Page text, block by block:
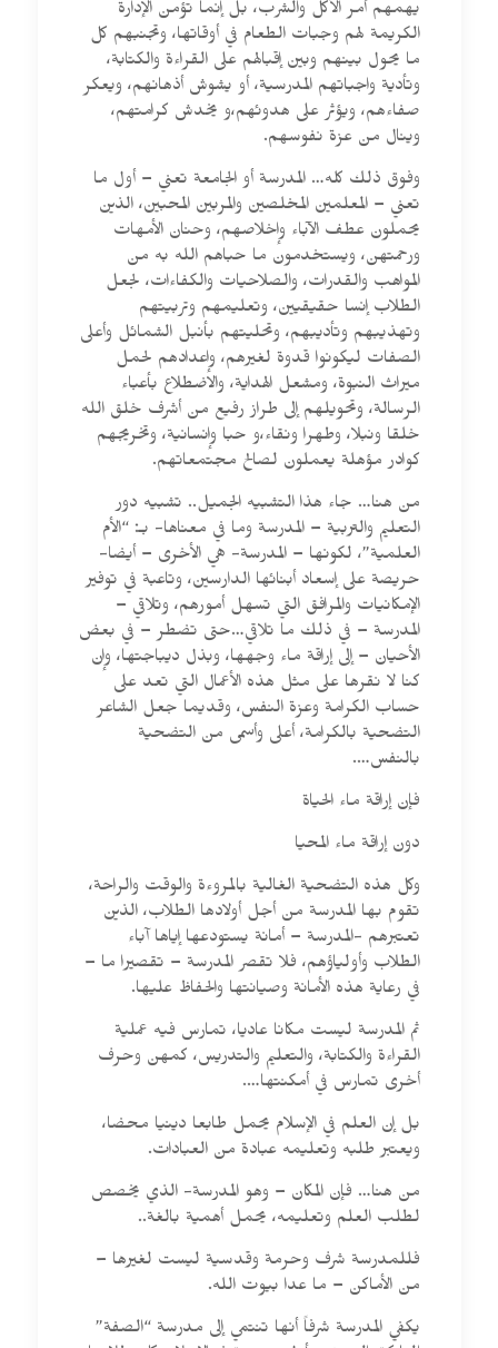
يهمهم أمر الأكل والشرب، بل إنما تؤمن الإدارة
الكريمة لهم وجبات الطعام في أوقاتها، وتجنبهم كل
ما يحول بينهم وبين إقبالهم على القراءة والكتابة،
وتأدية واجباتهم المدرسية، أو يشوش أذهانهم، ويعكر
صفاءهم، ويؤثر على هدوئهم،و يخدش كرامتهم،
وينال من عزة نفوسهم.
وفوق ذلك كله… المدرسة أو الجامعة تعني – أول ما
تعني – المعلمين المخلصين والمربين المحبين، الذين
يحملون عطف الآباء وإخلاصهم، وحنان الأمهات
ورحمتهن، ويستخدمون ما حباهم الله به من
المواهب والقدرات، والصلاحيات والكفاءات، لجعل
الطلاب إنسا حقيقيين، وتعليمهم وتربيتهم
وتهذيبهم وتأديبهم، وتحليتهم بأنبل الشمائل وأعلى
الصفات ليكونوا قدوة لغيرهم، وإعدادهم لحمل
ميراث النبوة، ومشعل الهداية، والاضطلاع بأعباء
الرسالة، وتحويلهم إلى طراز رفيع من أشرف خلق الله
خلقا ونبلا، وطهرا ونقاء،و حبا وإنسانية، وتخريجهم
كوادر مؤهلة يعملون لصالح مجتمعاتهم.
من هنا… جاء هذا التشبيه الجميل.. تشبيه دور
التعليم والتربية – المدرسة وما في معناها- بـ: “الأم
العلمية”، لكونها – المدرسة- هي الأخرى – أيضا-
حريصة على إسعاد أبنائها الدارسين، وتاعبة في توفير
الإمكانيات والمرافق التي تسهل أمورهم، وتلاقي –
المدرسة – في ذلك ما تلاقي…حتى تضطر – في بعض
الأحيان – إلى إراقة ماء وجهها، وبذل ديباجتها، وإن
كنا لا نقرها على مثل هذه الأعمال التي تعد على
حساب الكرامة وعزة النفس، وقديما جعل الشاعر
التضحية بالكرامة، أعلى وأسمى من التضحية
بالنفس….
فإن إراقة ماء الحياة
دون إراقة ماء المحيا
وكل هذه التضحية الغالية بالمروءة والوقت والراحة،
تقوم بها المدرسة من أجل أولادها الطلاب، الذين
تعتبرهم -المدرسة – أمانة يستودعها إياها آباء
الطلاب وأولياؤهم، فلا تقصر المدرسة – تقصيرا ما –
في رعاية هذه الأمانة وصيانتها والحفاظ عليها.
ثم المدرسة ليست مكانا عاديا، تمارس فيه عملية
القراءة والكتابة، والتعليم والتدريس، كمهن وحرف
أخرى تمارس في أمكنتها….
بل إن العلم في الإسلام يحمل طابعا دينيا محضا،
ويعتبر طلبه وتعليمه عبادة من العبادات.
من هنا… فإن المكان – وهو المدرسة- الذي يخصص
لطلب العلم وتعليمه، يحمل أهمية بالغة..
فللمدرسة شرف وحرمة وقدسية ليست لغيرها –
من الأماكن – ما عدا بيوت الله.
يكفي المدرسة شرفاً أنها تنتمي إلى مدرسة “الصفة”